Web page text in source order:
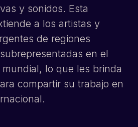
y sonidos. Esta
a los artistas y
de regiones
en el
lo que les brinda
compartir su trabajo en